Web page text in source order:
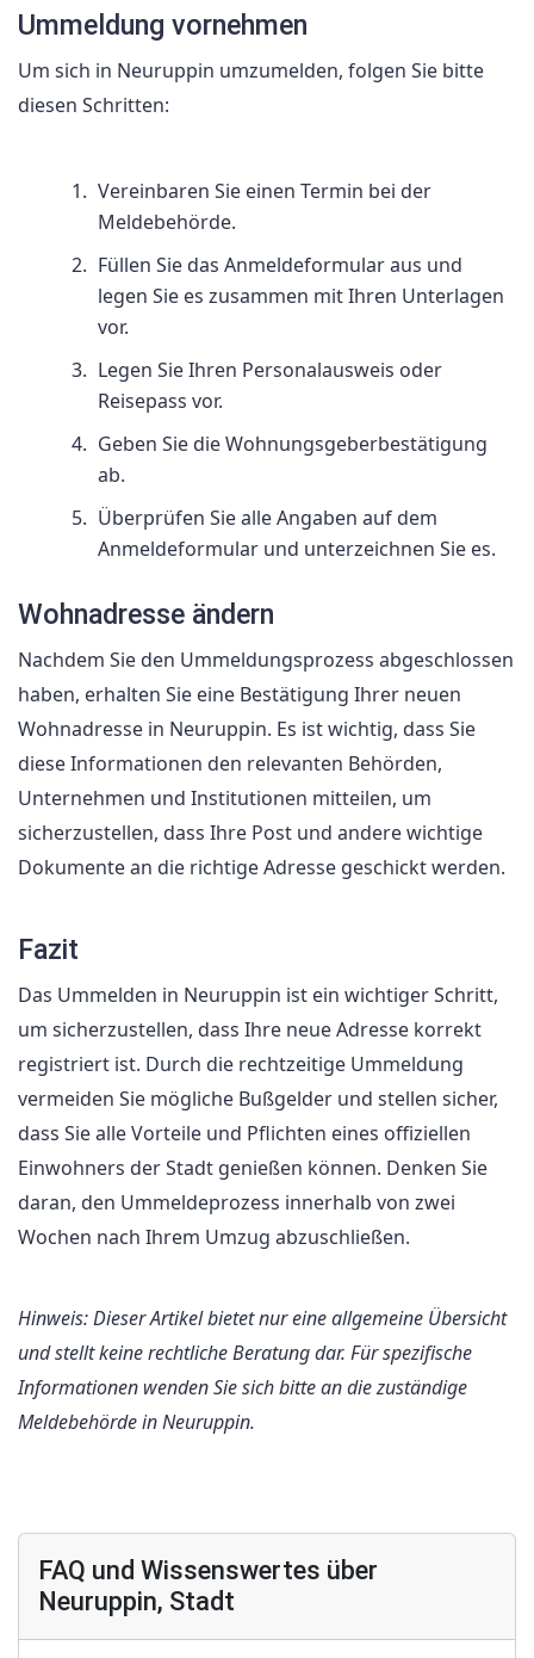
Ummeldung vornehmen
Um sich in Neuruppin umzumelden, folgen Sie bitte
diesen Schritten:
Vereinbaren Sie einen Termin bei der
Meldebehörde.
Füllen Sie das Anmeldeformular aus und
legen Sie es zusammen mit Ihren Unterlagen
vor.
Legen Sie Ihren Personalausweis oder
Reisepass vor.
Geben Sie die Wohnungsgeberbestätigung
ab.
Überprüfen Sie alle Angaben auf dem
Anmeldeformular und unterzeichnen Sie es.
Wohnadresse ändern
Nachdem Sie den Ummeldungsprozess abgeschlossen
haben, erhalten Sie eine Bestätigung Ihrer neuen
Wohnadresse in Neuruppin. Es ist wichtig, dass Sie
diese Informationen den relevanten Behörden,
Unternehmen und Institutionen mitteilen, um
sicherzustellen, dass Ihre Post und andere wichtige
Dokumente an die richtige Adresse geschickt werden.
Fazit
Das Ummelden in Neuruppin ist ein wichtiger Schritt,
um sicherzustellen, dass Ihre neue Adresse korrekt
registriert ist. Durch die rechtzeitige Ummeldung
vermeiden Sie mögliche Bußgelder und stellen sicher,
dass Sie alle Vorteile und Pflichten eines offiziellen
Einwohners der Stadt genießen können. Denken Sie
daran, den Ummeldeprozess innerhalb von zwei
Wochen nach Ihrem Umzug abzuschließen.
Hinweis: Dieser Artikel bietet nur eine allgemeine Übersicht
und stellt keine rechtliche Beratung dar. Für spezifische
Informationen wenden Sie sich bitte an die zuständige
Meldebehörde in Neuruppin.
FAQ und Wissenswertes über
Neuruppin, Stadt